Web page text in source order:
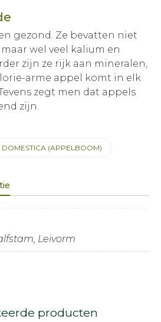
gezond. Ze bevatten niet
wel veel kalium en
zijn ze rijk aan mineralen,
arme appel komt in elk
zegt men dat appels
zijn.
DOMESTICA (APPELBOOM)
Leivorm
producten